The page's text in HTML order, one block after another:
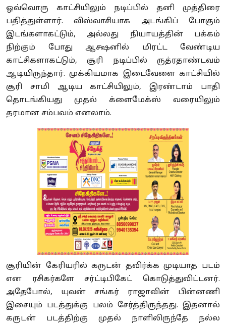
ஒவ்வொரு காட்சியிலும் நடிப்பில் தனி முத்திரை
பதித்துள்ளார். விஸ்வாசியாக அடங்கிப் போகும்
இடங்களாகட்டும், அல்லது நியாயத்தின் பக்கம்
நிற்கும் போது ஆக்ஷனில் மிரட்ட வேண்டிய
காட்சிகளாகட்டும், சூரி நடிப்பில் ருத்ரதாண்டவம்
ஆடியிருந்தார். முக்கியமாக இடைவேளை காட்சியில்
சூரி சாமி ஆடிய காட்சியிலும், இரண்டாம் பாதி
தொடங்கியது முதல் க்ளைமேக்ஸ் வரையிலும்
தரமான சம்பவம் எனலாம்.
சூரியின் கேரியரில் கருடன் தவிர்க்க முடியாத படம்
என ரசிகர்களே சர்ட்டிபிகேட் கொடுத்துவிட்டனர்.
அதேபோல், யுவன் சங்கர் ராஜாவின் பின்னணி
இசையும் படத்துக்கு பலம் சேர்த்திருந்தது. இதனால்
கருடன் படத்திற்கு முதல் நாளிலிருந்தே நல்ல